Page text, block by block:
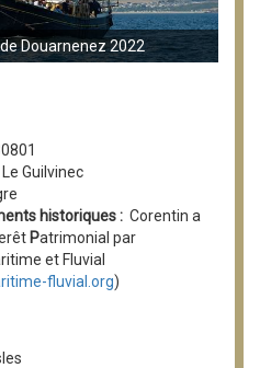
Douarnenez 2022
Le Guilvinec
historiques : Corentin a
Patrimonial par
et Fluvial
fluvial.org)